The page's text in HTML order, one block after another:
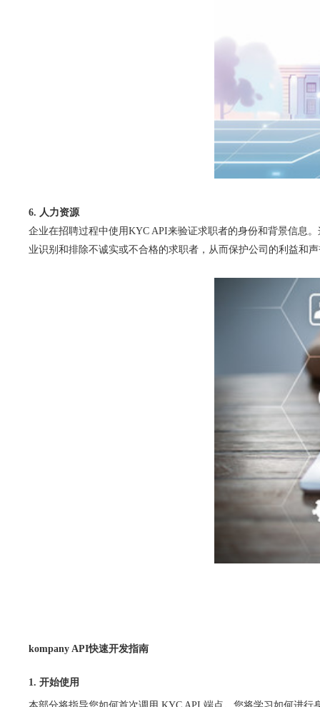
6. 人力资源
企业在招聘过程中使用KYC API来验证求职者的身份和背景信息
业识别和排除不诚实或不合格的求职者，从而保护公司的利益和
kompany API快速开发指南
1. 开始使用